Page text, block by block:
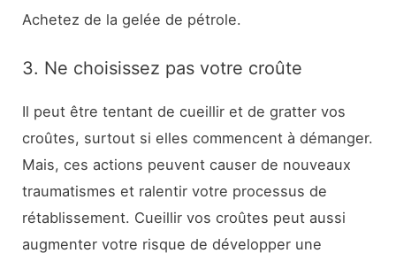
Achetez de la gelée de pétrole.
3. Ne choisissez pas votre croûte
Il peut être tentant de cueillir et de gratter vos
croûtes, surtout si elles commencent à démanger.
Mais, ces actions peuvent causer de nouveaux
traumatismes et ralentir votre processus de
rétablissement. Cueillir vos croûtes peut aussi
augmenter votre risque de développer une